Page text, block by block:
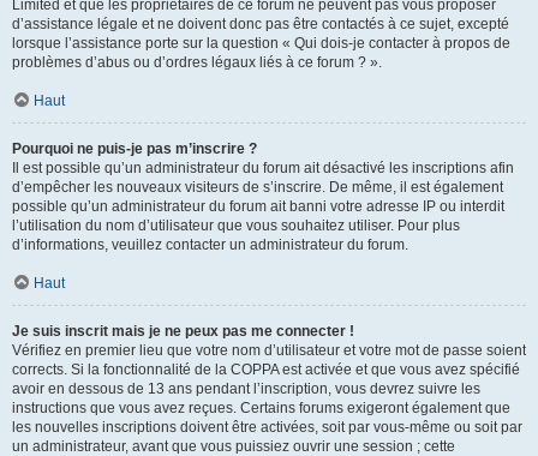
Limited et que les propriétaires de ce forum ne peuvent pas vous proposer
d’assistance légale et ne doivent donc pas être contactés à ce sujet, excepté
lorsque l’assistance porte sur la question « Qui dois-je contacter à propos de
problèmes d’abus ou d’ordres légaux liés à ce forum ? ».
Haut
Pourquoi ne puis-je pas m’inscrire ?
Il est possible qu’un administrateur du forum ait désactivé les inscriptions afin
d’empêcher les nouveaux visiteurs de s’inscrire. De même, il est également
possible qu’un administrateur du forum ait banni votre adresse IP ou interdit
l’utilisation du nom d’utilisateur que vous souhaitez utiliser. Pour plus
d’informations, veuillez contacter un administrateur du forum.
Haut
Je suis inscrit mais je ne peux pas me connecter !
Vérifiez en premier lieu que votre nom d’utilisateur et votre mot de passe soient
corrects. Si la fonctionnalité de la COPPA est activée et que vous avez spécifié
avoir en dessous de 13 ans pendant l’inscription, vous devrez suivre les
instructions que vous avez reçues. Certains forums exigeront également que
les nouvelles inscriptions doivent être activées, soit par vous-même ou soit par
un administrateur, avant que vous puissiez ouvrir une session ; cette